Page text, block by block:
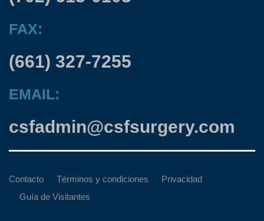
FAX:
(661) 327-7255
EMAIL:
csfadmin@csfsurgery.com
Contacto Términos y condiciones
Privacidad
Guía de Visitantes